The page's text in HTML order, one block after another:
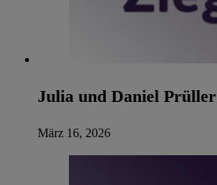
Julia und Daniel Prüller
März 16, 2026